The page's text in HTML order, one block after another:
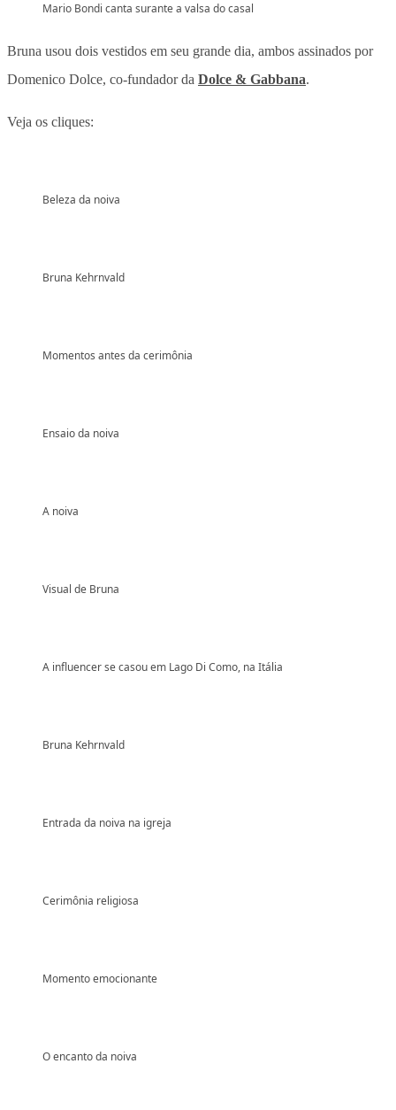
Mario Bondi canta surante a valsa do casal
Bruna usou dois vestidos em seu grande dia, ambos assinados por
Domenico Dolce, co-fundador da Dolce & Gabbana.
Veja os cliques:
Beleza da noiva
Bruna Kehrnvald
Momentos antes da cerimônia
Ensaio da noiva
A noiva
Visual de Bruna
A influencer se casou em Lago Di Como, na Itália
Bruna Kehrnvald
Entrada da noiva na igreja
Cerimônia religiosa
Momento emocionante
O encanto da noiva